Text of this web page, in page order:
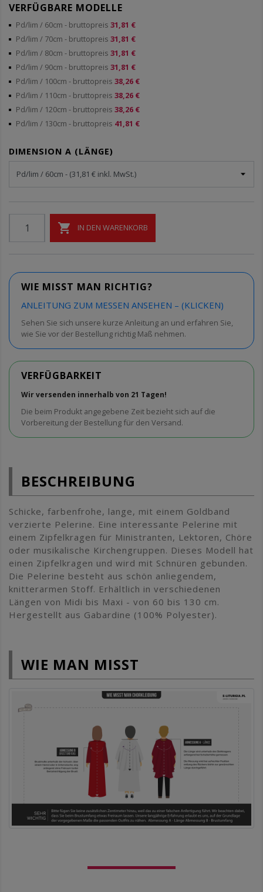
VERFÜGBARE MODELLE
Pd/lim / 60cm - bruttopreis 31,81 €
Pd/lim / 70cm - bruttopreis 31,81 €
Pd/lim / 80cm - bruttopreis 31,81 €
Pd/lim / 90cm - bruttopreis 31,81 €
Pd/lim / 100cm - bruttopreis 38,26 €
Pd/lim / 110cm - bruttopreis 38,26 €
Pd/lim / 120cm - bruttopreis 38,26 €
Pd/lim / 130cm - bruttopreis 41,81 €
DIMENSION A (LÄNGE)
 IN DEN WARENKORB
WIE MISST MAN RICHTIG?
ANLEITUNG ZUM MESSEN ANSEHEN – (KLICKEN)
Sehen Sie sich unsere kurze Anleitung an und erfahren Sie,
wie Sie vor der Bestellung richtig Maß nehmen.
VERFÜGBARKEIT
Wir versenden innerhalb von 21 Tagen!
Die beim Produkt angegebene Zeit bezieht sich auf die
Vorbereitung der Bestellung für den Versand.
BESCHREIBUNG
Schicke, farbenfrohe, lange, mit einem Goldband
verzierte Pelerine. Eine interessante Pelerine mit
einem Zipfelkragen für Ministranten, Lektoren, Chöre
oder musikalische Kirchengruppen. Dieses Modell hat
einen Zipfelkragen und wird mit Schnüren gebunden.
Die Pelerine besteht aus schön anliegendem,
knitterarmen Stoff. Erhältlich in verschiedenen
Längen von Midi bis Maxi - von 60 bis 130 cm.
Hergestellt aus Gabardine (100% Polyester).
WIE MAN MISST